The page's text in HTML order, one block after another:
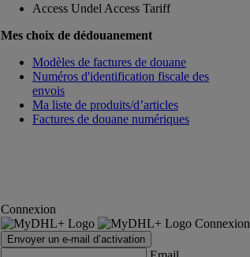
Access Undel Access Tariff
Mes choix de dédouanement
Modèles de factures de douane
Numéros d'identification fiscale des
envois
Ma liste de produits/d’articles
Factures de douane numériques
Connexion
Connexion
Envoyer un e-mail d’activation